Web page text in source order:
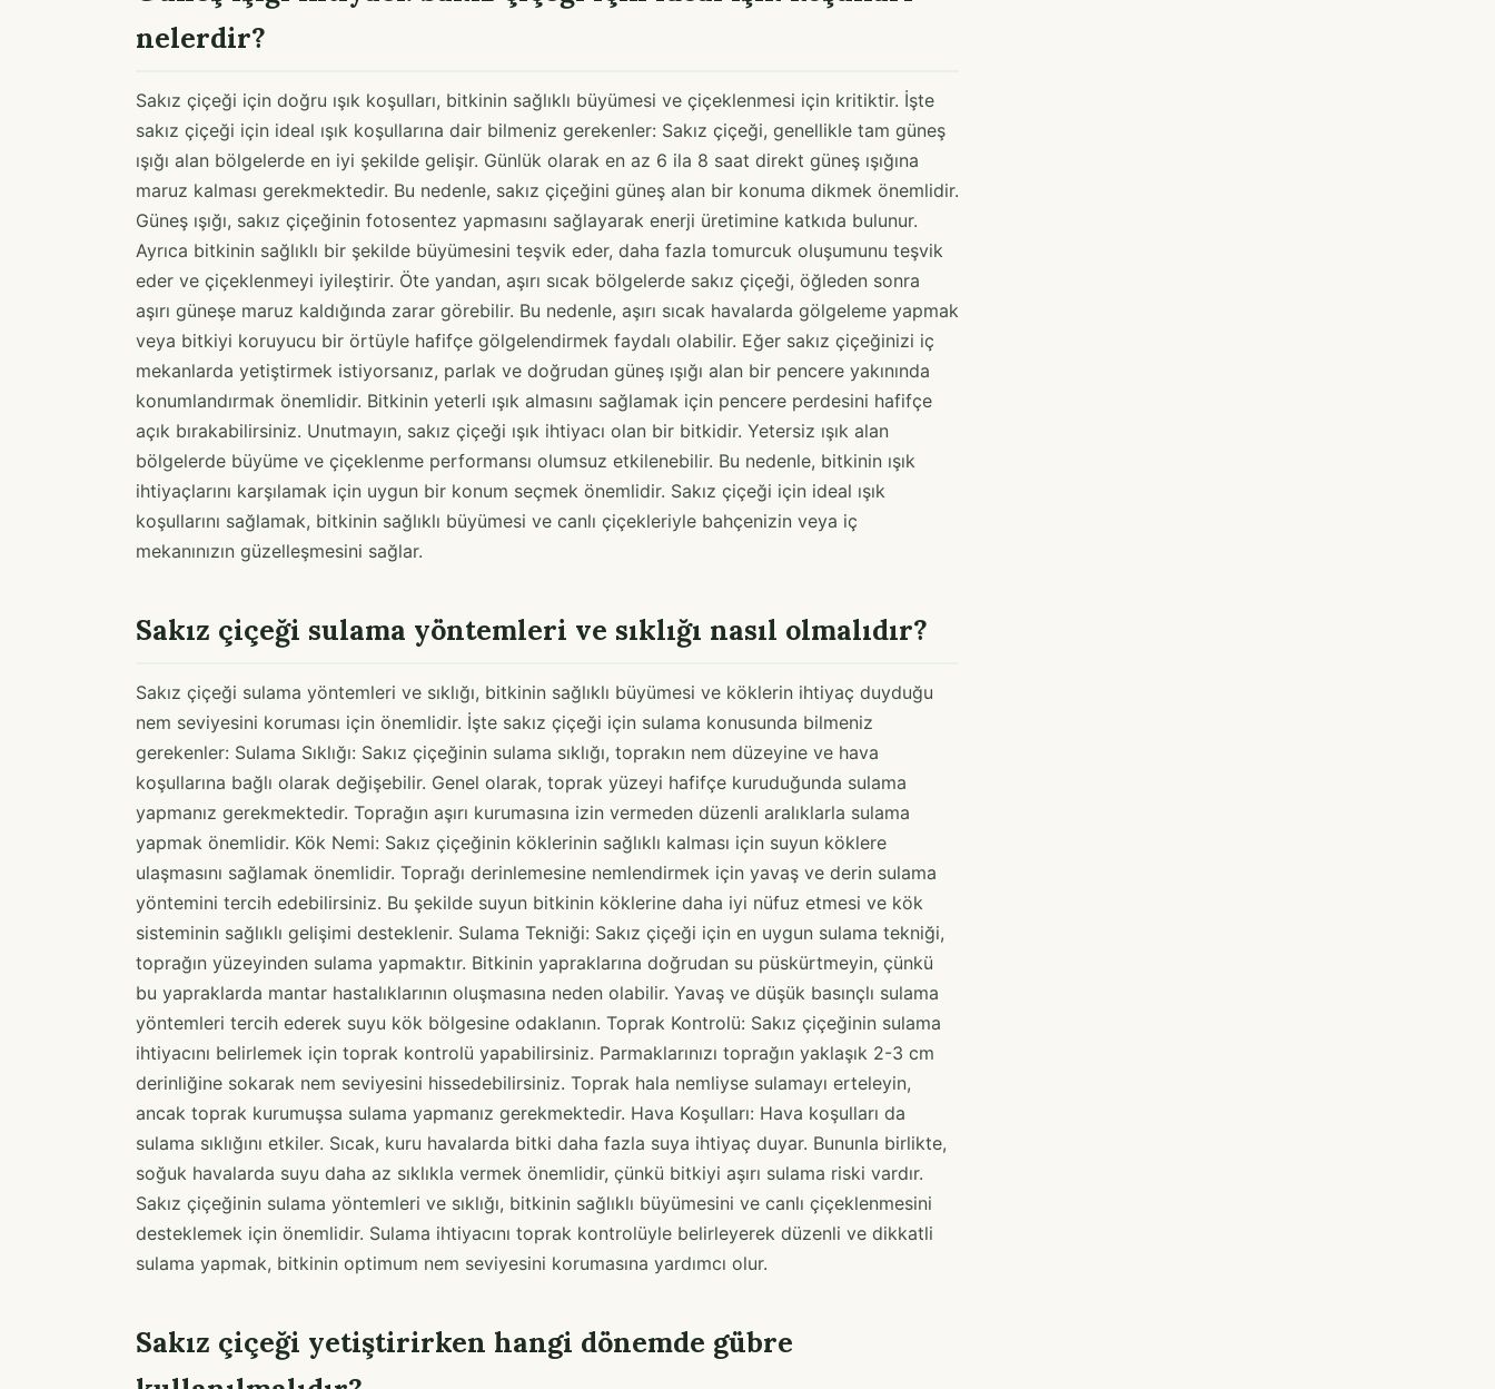
nelerdir?
Sakız çiçeği için doğru ışık koşulları, bitkinin sağlıklı büyümesi ve çiçeklenmesi için kritiktir. İşte
sakız çiçeği için ideal ışık koşullarına dair bilmeniz gerekenler: Sakız çiçeği, genellikle tam güneş
ışığı alan bölgelerde en iyi şekilde gelişir. Günlük olarak en az 6 ila 8 saat direkt güneş ışığına
maruz kalması gerekmektedir. Bu nedenle, sakız çiçeğini güneş alan bir konuma dikmek önemlidir.
Güneş ışığı, sakız çiçeğinin fotosentez yapmasını sağlayarak enerji üretimine katkıda bulunur.
Ayrıca bitkinin sağlıklı bir şekilde büyümesini teşvik eder, daha fazla tomurcuk oluşumunu teşvik
eder ve çiçeklenmeyi iyileştirir. Öte yandan, aşırı sıcak bölgelerde sakız çiçeği, öğleden sonra
aşırı güneşe maruz kaldığında zarar görebilir. Bu nedenle, aşırı sıcak havalarda gölgeleme yapmak
veya bitkiyi koruyucu bir örtüyle hafifçe gölgelendirmek faydalı olabilir. Eğer sakız çiçeğinizi iç
mekanlarda yetiştirmek istiyorsanız, parlak ve doğrudan güneş ışığı alan bir pencere yakınında
konumlandırmak önemlidir. Bitkinin yeterli ışık almasını sağlamak için pencere perdesini hafifçe
açık bırakabilirsiniz. Unutmayın, sakız çiçeği ışık ihtiyacı olan bir bitkidir. Yetersiz ışık alan
bölgelerde büyüme ve çiçeklenme performansı olumsuz etkilenebilir. Bu nedenle, bitkinin ışık
ihtiyaçlarını karşılamak için uygun bir konum seçmek önemlidir. Sakız çiçeği için ideal ışık
koşullarını sağlamak, bitkinin sağlıklı büyümesi ve canlı çiçekleriyle bahçenizin veya iç
mekanınızın güzelleşmesini sağlar.
Sakız çiçeği sulama yöntemleri ve sıklığı nasıl olmalıdır?
Sakız çiçeği sulama yöntemleri ve sıklığı, bitkinin sağlıklı büyümesi ve köklerin ihtiyaç duyduğu
nem seviyesini koruması için önemlidir. İşte sakız çiçeği için sulama konusunda bilmeniz
gerekenler: Sulama Sıklığı: Sakız çiçeğinin sulama sıklığı, toprakın nem düzeyine ve hava
koşullarına bağlı olarak değişebilir. Genel olarak, toprak yüzeyi hafifçe kuruduğunda sulama
yapmanız gerekmektedir. Toprağın aşırı kurumasına izin vermeden düzenli aralıklarla sulama
yapmak önemlidir. Kök Nemi: Sakız çiçeğinin köklerinin sağlıklı kalması için suyun köklere
ulaşmasını sağlamak önemlidir. Toprağı derinlemesine nemlendirmek için yavaş ve derin sulama
yöntemini tercih edebilirsiniz. Bu şekilde suyun bitkinin köklerine daha iyi nüfuz etmesi ve kök
sisteminin sağlıklı gelişimi desteklenir. Sulama Tekniği: Sakız çiçeği için en uygun sulama tekniği,
toprağın yüzeyinden sulama yapmaktır. Bitkinin yapraklarına doğrudan su püskürtmeyin, çünkü
bu yapraklarda mantar hastalıklarının oluşmasına neden olabilir. Yavaş ve düşük basınçlı sulama
yöntemleri tercih ederek suyu kök bölgesine odaklanın. Toprak Kontrolü: Sakız çiçeğinin sulama
ihtiyacını belirlemek için toprak kontrolü yapabilirsiniz. Parmaklarınızı toprağın yaklaşık 2-3 cm
derinliğine sokarak nem seviyesini hissedebilirsiniz. Toprak hala nemliyse sulamayı erteleyin,
ancak toprak kurumuşsa sulama yapmanız gerekmektedir. Hava Koşulları: Hava koşulları da
sulama sıklığını etkiler. Sıcak, kuru havalarda bitki daha fazla suya ihtiyaç duyar. Bununla birlikte,
soğuk havalarda suyu daha az sıklıkla vermek önemlidir, çünkü bitkiyi aşırı sulama riski vardır.
Sakız çiçeğinin sulama yöntemleri ve sıklığı, bitkinin sağlıklı büyümesini ve canlı çiçeklenmesini
desteklemek için önemlidir. Sulama ihtiyacını toprak kontrolüyle belirleyerek düzenli ve dikkatli
sulama yapmak, bitkinin optimum nem seviyesini korumasına yardımcı olur.
Sakız çiçeği yetiştirirken hangi dönemde gübre